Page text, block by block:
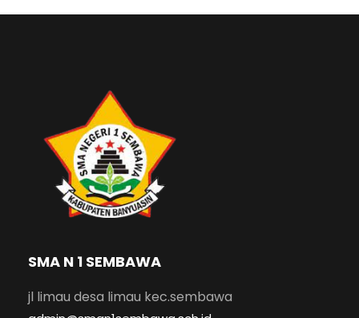
SMA N 1 SEMBAWA
jl limau desa limau kec.sembawa